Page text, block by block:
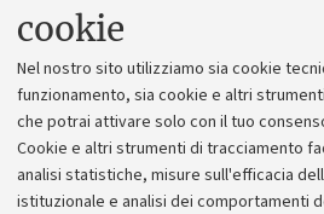
cookie
Nel nostro sito utilizziamo sia cookie
funzionamento, sia cookie e altri
che potrai attivare solo con il tuo
Cookie e altri strumenti di tracciamento
analisi statistiche, misure sull'efficacia
istituzionale e analisi dei comportamenti
Alumni
Piano
Bilanci
Donazioni e